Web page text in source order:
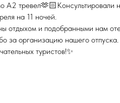
А2 тревел🫶🏻Консультировали
на 11 ночей.
отдыхом и подобранными нам
за организацию нашего отпуска.
туристов!✨